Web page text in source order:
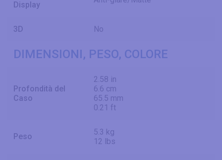
Display
3D No
DIMENSIONI, PESO, COLORE
Profondità del
Caso
2.58 in
6.6 cm
65.5 mm
0.21 ft
Peso
5.3 kg
12 lbs